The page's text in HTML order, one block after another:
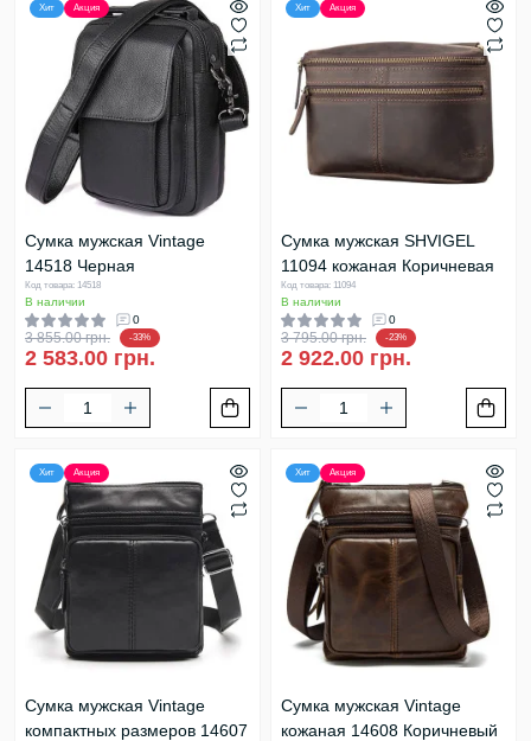
Хит Акция
Сумка мужская Vintage
14518 Черная
Код товара: 14518
В наличии
0
3 855.00 грн. -33%
2 583.00 грн.
Хит Акция
Сумка мужская SHVIGEL
11094 кожаная Коричневая
Код товара: 11094
В наличии
0
3 795.00 грн. -23%
2 922.00 грн.
Хит Акция
Сумка мужская Vintage
компактных размеров 14607
Хит Акция
Сумка мужская Vintage
кожаная 14608 Коричневый